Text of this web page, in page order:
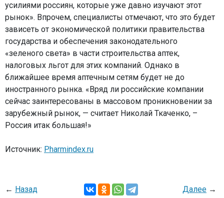
усилиями россиян, которые уже давно изучают этот
рынок». Впрочем, специалисты отмечают, что это будет
зависеть от экономической политики правительства
государства и обеспечения законодательного
«зеленого света» в части строительства аптек,
налоговых льгот для этих компаний. Однако в
ближайшее время аптечным сетям будет не до
иностранного рынка. «Вряд ли российские компании
сейчас заинтересованы в массовом проникновении за
зарубежный рынок, — считает Николай Ткаченко, –
Россия итак большая!»
Источник: Pharmindex.ru
← Назад Далее →